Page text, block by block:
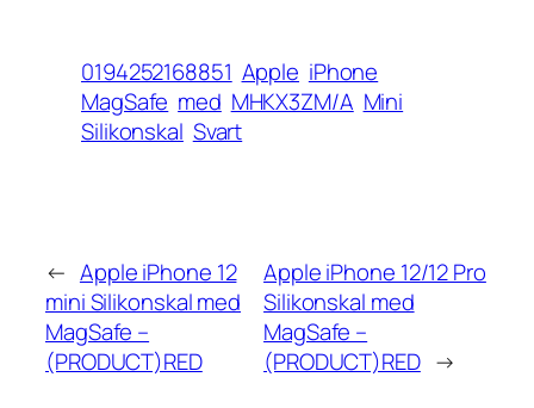
0194252168851 Apple iPhone
MagSafe med MHKX3ZM/A Mini
Silikonskal Svart
← Apple iPhone 12
mini Silikonskal med
MagSafe –
(PRODUCT)RED
Apple iPhone 12/12 Pro
Silikonskal med
MagSafe –
(PRODUCT)RED →